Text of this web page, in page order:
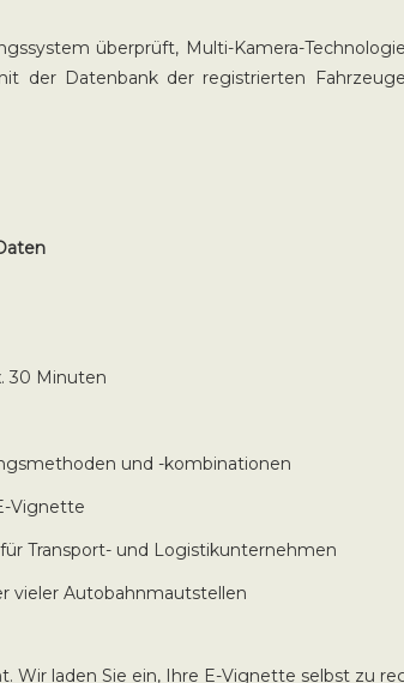
überprüft, Multi-Kamera-
der Datenbank der registrierten
30 Minuten
und -kombinationen
Vignette
Transport- und Logistikunternehmen
vieler Autobahnmautstellen
Wir laden Sie ein, Ihre E-Vignette selbst zu